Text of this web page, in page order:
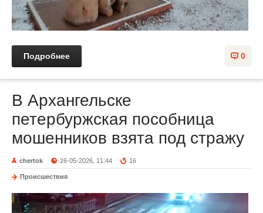
0
Подробнее
В Архангельске
петербуржская пособница
мошенников взята под стражу
chertok 26-05-2026, 11:44 16
Происшествия